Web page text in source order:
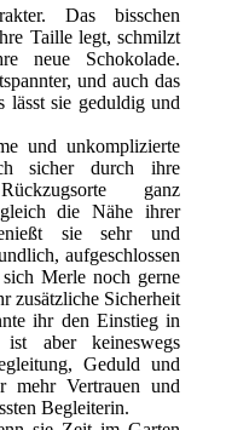
Das bisschen
Taille legt, schmilzt
neue Schokolade.
und auch das
lässt sie geduldig und
und unkomplizierte
sicher durch ihre
ganz
die Nähe ihrer
sie sehr und
aufgeschlossen
Merle noch gerne
zusätzliche Sicherheit
ihr den Einstieg in
aber keineswegs
Geduld und
mehr Vertrauen und
Begleiterin.